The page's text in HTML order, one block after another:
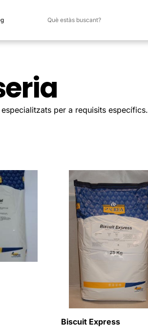
per a requisits específics.
Biscuit Express